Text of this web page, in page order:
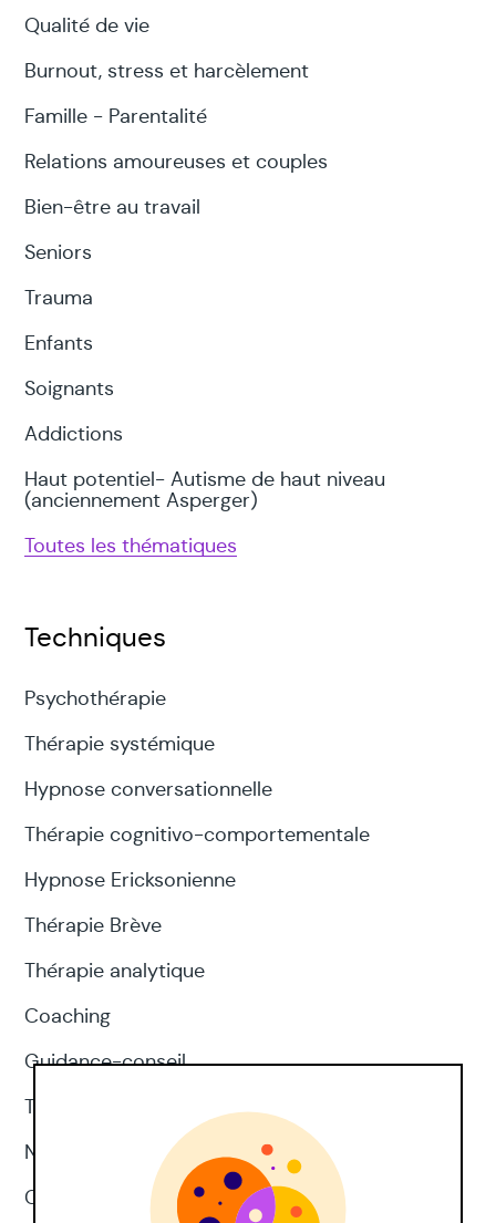
Qualité de vie
Burnout, stress et harcèlement
Famille - Parentalité
Relations amoureuses et couples
Bien-être au travail
Seniors
Trauma
Enfants
Soignants
Addictions
Haut potentiel- Autisme de haut niveau
(anciennement Asperger)
Toutes les thématiques
Techniques
Psychothérapie
Thérapie systémique
Hypnose conversationnelle
Thérapie cognitivo-comportementale
Hypnose Ericksonienne
Thérapie Brève
Thérapie analytique
Coaching
Guidance-conseil
Thérapie d'acceptation et d'engagement
Neuropsychologie
CNV